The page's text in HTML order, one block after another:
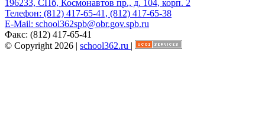
196233, СПб, Космонавтов пр., д. 104, корп. 2
Телефон: (812) 417-65-41, (812) 417-65-38
E-Mail: school362spb@obr.gov.spb.ru
Факс: (812) 417-65-41
© Copyright 2026 | school362.ru |